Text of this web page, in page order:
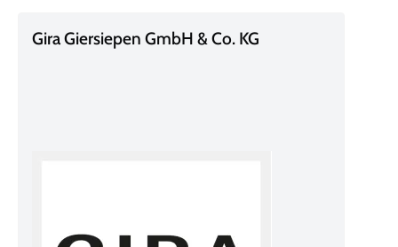
Gira Giersiepen GmbH & Co. KG